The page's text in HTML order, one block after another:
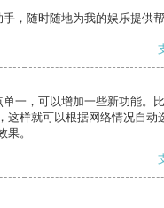
，随时随地为我的娱乐提供帮
一，可以增加一些新功能。
这样就可以根据网络情况自动
果。